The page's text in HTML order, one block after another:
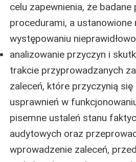
celu zapewnienia, że
procedurami, a
występowaniu
analizowanie przyczyn i
trakcie przyprowadzanych
zaleceń, które przyczynią
usprawnień w
pisemne ustaleń stanu
audytowych oraz
wprowadzenie zaleceń,